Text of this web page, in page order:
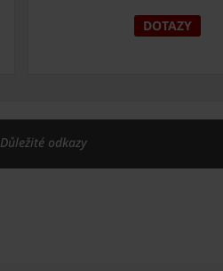
DOTAZY
Důležité odkazy